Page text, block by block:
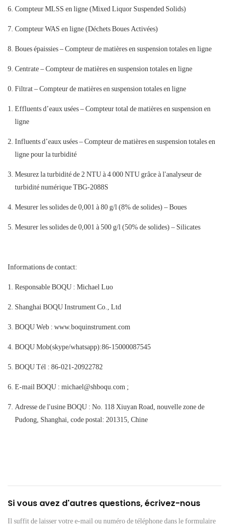
Compteur MLSS en ligne (Mixed Liquor Suspended Solids)
Compteur WAS en ligne (Déchets Boues Activées)
Boues épaissies – Compteur de matières en suspension totales en ligne
Centrate – Compteur de matières en suspension totales en ligne
Filtrat – Compteur de matières en suspension totales en ligne
Effluents d’eaux usées – Compteur total de matières en suspension en
ligne
Influents d’eaux usées – Compteur de matières en suspension totales en
ligne pour la turbidité
Mesurez la turbidité de 2 NTU à 4 000 NTU grâce à l'analyseur de
turbidité numérique TBG-2088S
Mesurer les solides de 0,001 à 80 g/l (8% de solides) – Boues
Mesurer les solides de 0,001 à 500 g/l (50% de solides) – Silicates
Informations de contact:
Responsable BOQU : Michael Luo
Shanghai BOQU Instrument Co., Ltd
BOQU Web : www.boquinstrument.com
BOQU Mob(skype/whatsapp):86-15000087545
BOQU Tél : 86-021-20922782
E-mail BOQU : michael@shboqu.com ;
Adresse de l'usine BOQU : No. 118 Xiuyan Road, nouvelle zone de
Pudong, Shanghai, code postal: 201315, Chine
Si vous avez d'autres questions, écrivez-nous
Il suffit de laisser votre e-mail ou numéro de téléphone dans le formulaire